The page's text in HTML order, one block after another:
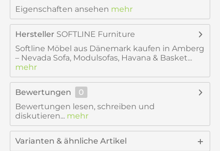
Eigenschaften ansehen mehr
Hersteller SOFTLINE Furniture
Softline Möbel aus Dänemark kaufen in Amberg
– Nevada Sofa, Modulsofas, Havana & Basket...
mehr
Bewertungen
0
Bewertungen lesen, schreiben und
diskutieren... mehr
Varianten & ähnliche Artikel